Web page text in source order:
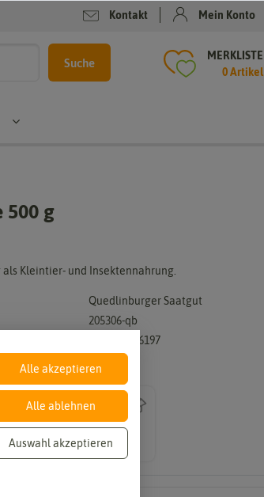
Kontakt Mein Konto
Suche
MERKLISTE
0 Artikel
500 g
als Kleintier- und Insektennahrung.
Quedlinburger Saatgut
205306-qb
4014352176197
m²)
viel ist enthalten
Alle akzeptieren
Alle ablehnen
Auswahl akzeptieren